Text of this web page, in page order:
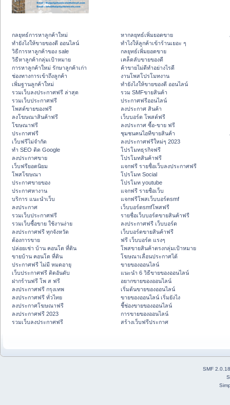
กลยุทธ์การหาลูกค้าใหม่
ทํายังไงให้ขายของดี ออนไลน์
วิธีการหาลูกค้าของ sale
วิธีหาลูกค้ากลุ่มเป้าหมาย
การหาลูกค้าใหม่ รักษาลูกค้าเก่า
ช่องทางการเข้าถึงลูกค้า
เพิ่มฐานลูกค้าใหม่
รวมเว็บลงประกาศฟรี ล่าสุด
รวมเว็บประกาศฟรี
โพสต์ขายของฟรี
ลงโฆษณาสินค้าฟรี
โฆษณาฟรี
ประกาศฟรี
เว็บฟรีไม่จำกัด
ทำ SEO ติด Google
ลงประกาศขาย
เว็บฟรียอดนิยม
โพสโฆษณา
ประกาศขายของ
ประกาศหางาน
บริการ แนะนำเว็บ
ลงประกาศ
รวมเว็บประกาศฟรี
รวมเว็บซื้อขาย ใช้งานง่าย
ลงประกาศฟรี ทุกจังหวัด
ต้องการขาย
ปล่อยเช่า บ้าน คอนโด ที่ดิน
ขายบ้าน คอนโด ที่ดิน
ประกาศฟรี ไม่มี หมดอายุ
เว็บประกาศฟรี ติดอันดับ
ฝากร้านฟรี โพ ส ฟรี
ลงประกาศฟรี กรุงเทพ
ลงประกาศฟรี ทั่วไทย
ลงประกาศโฆษณาฟรี
ลงประกาศฟรี 2023
รวมเว็บลงประกาศฟรี
หากลยุทธ์เพิ่มยอดขาย
ทําไงให้ลูกค้าเข้าร้านเยอะ ๆ
กลยุทธ์เพิ่มยอดขาย
เคล็ดลับขายของดี
ค้าขายไม่ดีทำอย่างไรดี
งานโพสโปรโมทงาน
ทํายังไงให้ขายของดี ออนไลน์
รวม SMFขายสินค้า
ประกาศฟรีออนไลน์
ลงประกาศ สินค้า
เว็บบอร์ด โพสต์ฟรี
ลงประกาศ ซื้อ-ขาย ฟรี
ชุมชนคนไอทีขายสินค้า
ลงประกาศฟรีใหม่ๆ 2023
โปรโมทธุรกิจฟรี
โปรโมทสินค้าฟรี
แจกฟรี รายชื่อเว็บลงประกาศฟรี
โปรโมท Social
โปรโมท youtube
แจกฟรี รายชื่อเว็บ
แจกฟรีโพสเว็บบอร์ดsmf
เว็บบอร์ดsmfโพสฟรี
รายชื่อเว็บบอร์ดขายสินค้าฟรี
ลงประกาศฟรี เว็บบอร์ด
เว็บบอร์ดขายสินค้าฟรี
ฟรี เว็บบอร์ด แรงๆ
โพสขายสินค้าตรงกลุ่มเป้าหมาย
โฆษณาเลื่อนประกาศได้
ขายของออนไลน์
แนะนำ 6 วิธีขายของออนไลน์
อยากขายของออนไลน์
เริ่มต้นขายของออนไลน์
ขายของออนไลน์ เริ่มยังไง
ชี้ช่องขายของออนไลน์
การขายของออนไลน์
สร้างเว็บฟรีประกาศ
SMF 2.0.18